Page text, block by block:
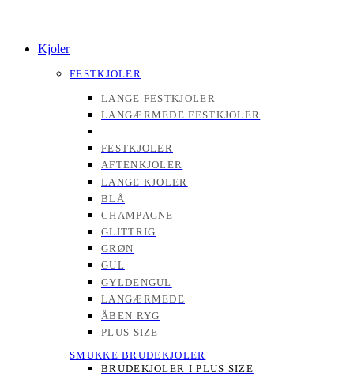
Kjoler
FESTKJOLER
LANGE FESTKJOLER
LANGÆRMEDE FESTKJOLER
FESTKJOLER
AFTENKJOLER
LANGE KJOLER
BLÅ
CHAMPAGNE
GLITTRIG
GRØN
GUL
GYLDENGUL
LANGÆRMEDE
ÅBEN RYG
PLUS SIZE
SMUKKE BRUDEKJOLER
BRUDEKJOLER I PLUS SIZE